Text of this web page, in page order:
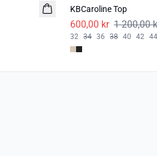
KBCaroline Top
600,00 kr 1 200,00
32 34 36 38 40 42 44